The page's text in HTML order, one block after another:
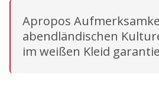
Apropos
abendländischen
im weißen Kleid